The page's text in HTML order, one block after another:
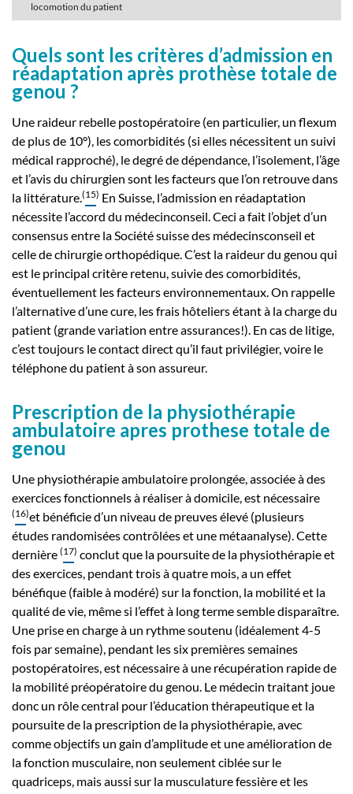
locomotion du patient
Quels sont les critères d’admission en
réadaptation après prothèse totale de
genou ?
Une raideur rebelle postopératoire (en particulier, un flexum
de plus de 10°), les comorbidités (si elles nécessitent un suivi
médical rapproché), le degré de dépendance, l’isolement, l’âge
et l’avis du chirurgien sont les facteurs que l’on retrouve dans
la littérature.(15) En Suisse, l’admission en réadaptation
nécessite l’accord du médecinconseil. Ceci a fait l’objet d’un
consensus entre la Société suisse des médecinsconseil et
celle de chirurgie orthopédique. C’est la raideur du genou qui
est le principal critère retenu, suivie des comorbidités,
éventuellement les facteurs environnementaux. On rappelle
l’alternative d’une cure, les frais hôteliers étant à la charge du
patient (grande variation entre assurances!). En cas de litige,
c’est toujours le contact direct qu’il faut privilégier, voire le
téléphone du patient à son assureur.
Prescription de la physiothérapie
ambulatoire apres prothese totale de
genou
Une physiothérapie ambulatoire prolongée, associée à des
exercices fonctionnels à réaliser à domicile, est nécessaire
(16)et bénéficie d’un niveau de preuves élevé (plusieurs
études randomisées contrôlées et une métaanalyse). Cette
dernière (17) conclut que la poursuite de la physiothérapie et
des exercices, pendant trois à quatre mois, a un effet
bénéfique (faible à modéré) sur la fonction, la mobilité et la
qualité de vie, même si l’effet à long terme semble disparaître.
Une prise en charge à un rythme soutenu (idéalement 4-5
fois par semaine), pendant les six premières semaines
postopératoires, est nécessaire à une récupération rapide de
la mobilité préopératoire du genou. Le médecin traitant joue
donc un rôle central pour l’éducation thérapeutique et la
poursuite de la prescription de la physiothérapie, avec
comme objectifs un gain d’amplitude et une amélioration de
la fonction musculaire, non seulement ciblée sur le
quadriceps, mais aussi sur la musculature fessière et les